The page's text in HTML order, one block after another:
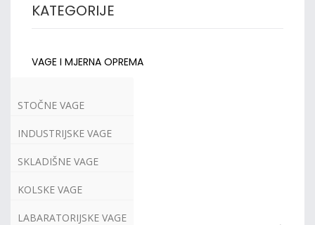
KATEGORIJE
VAGE I MJERNA OPREMA
STOČNE VAGE
INDUSTRIJSKE VAGE
SKLADIŠNE VAGE
KOLSKE VAGE
LABARATORIJSKE VAGE